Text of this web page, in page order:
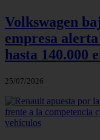
Volkswagen
empresa
hasta 140.000
25/07/2026